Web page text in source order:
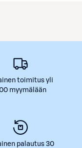
toimitus yli
myymälään
palautus 30